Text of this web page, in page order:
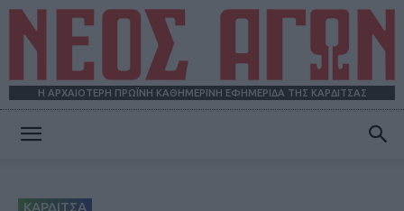
Η ΑΡΧΑΙΟΤΕΡΗ ΠΡΩΪΝΗ ΚΑΘΗΜΕΡΙΝΗ ΕΦΗΜΕΡΙΔΑ ΤΗΣ ΚΑΡΔΙΤΣΑΣ
ΚΑΡΔΙΤΣΑ